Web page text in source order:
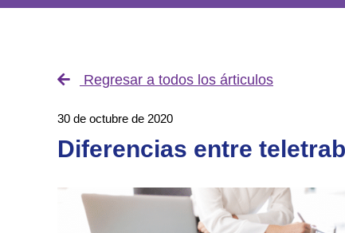
Regresar a todos los árticulos
30 de octubre de 2020
Diferencias entre